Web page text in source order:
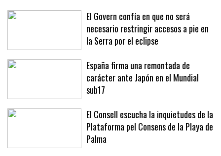
El Govern confía en que no será
necesario restringir accesos a pie en
la Serra por el eclipse
España firma una remontada de
carácter ante Japón en el Mundial
sub17
El Consell escucha la inquietudes de la
Plataforma pel Consens de la Playa de
Palma